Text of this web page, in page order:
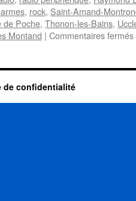
, rock, Saint-Amand-
de Poche, Thonon-les-Bains,
Montand | Commentaires fermés
de confidentialité